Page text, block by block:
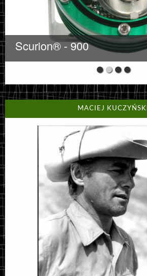
Scurion® - 900
MACIEJ KUCZYŃSKI